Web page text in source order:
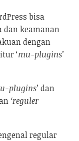
bisa
dan keamanan
dengan
‘mu-plugins’
plugins’ dan
‘reguler
regular